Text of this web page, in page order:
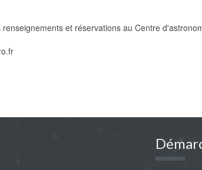
et réservations au Centre